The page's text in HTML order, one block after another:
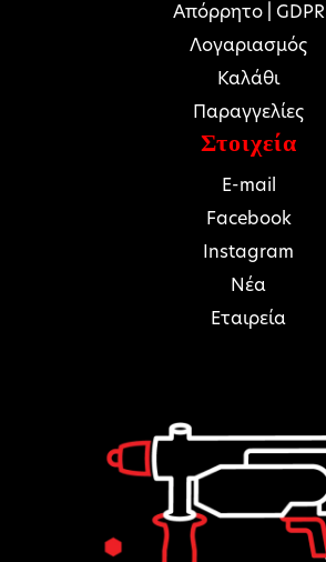
Απόρρητο | GDPR
Λογαριασμός
Καλάθι
Παραγγελίες
Στοιχεία
E-mail
Facebook
Instagram
Νέα
Εταιρεία